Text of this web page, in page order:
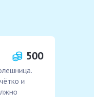
500
и